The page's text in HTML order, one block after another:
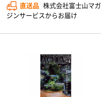
直送品 株式会社富士山マガ
ジンサービスからお届け